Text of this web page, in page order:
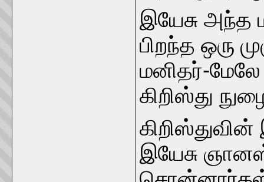
இயேசு அந்த
பிறந்த ஒரு
மனிதர்-மேலே
கிறிஸ்து
இயேசு